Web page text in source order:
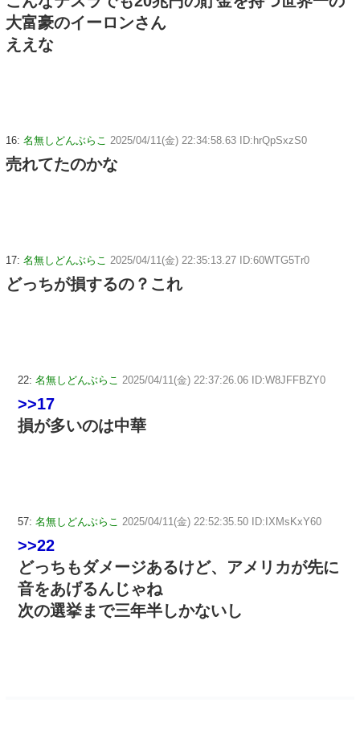
大富豪のイーロンさん
ええな
16: 名無しどんぶらこ 2025/04/11(金) 22:34:58.63 ID:hrQpSxzS0
売れてたのかな
17: 名無しどんぶらこ 2025/04/11(金) 22:35:13.27 ID:60WTG5Tr0
どっちが損するの？これ
22: 名無しどんぶらこ 2025/04/11(金) 22:37:26.06 ID:W8JFFBZY0
>>17
損が多いのは中華
57: 名無しどんぶらこ 2025/04/11(金) 22:52:35.50 ID:IXMsKxY60
>>22
どっちもダメージあるけど、アメリカが先に
音をあげるんじゃね
次の選挙まで三年半しかないし